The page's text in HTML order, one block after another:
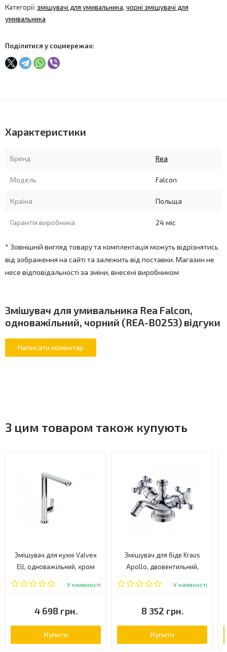
Категорії: змішувачі для умивальника, чорні змішувачі для
умивальника
Поділитися у соцмережах:
Характеристики
Бренд Rea
Модель Falcon
Країна Польща
Гарантія виробника 24 міс
* Зовнішній вигляд товару та комплектація можуть відрізнятись
від зображення на сайті та залежить від поставки. Магазин не
несе відповідальності за зміни, внесені виробником
Змішувач для умивальника Rea Falcon,
одноважільний, чорний (REA-B0253) відгуки
З цим товаром також купують
Змішувач для кухні Valvex
Ell, одноважільний, хром
(2453720)
У наявності
4 698 грн.
Купити
Змішувач для біде Kraus
Apollo, двовентильний,
хром (KEF-16023CH)
У наявності
8 352 грн.
Купити